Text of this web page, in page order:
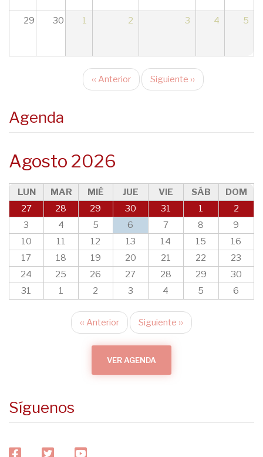
29 30 1 2 3 4 5
Paginación
‹‹ Anterior Siguiente ››
Agenda
Agosto 2026
LUN MAR MIÉ JUE VIE SÁB
DOM
27
28 29 30 31 1
2
3
4 5 6 7 8
9
10
11 12 13 14 15
16
17
18 19 20 21 22
23
24
25 26 27 28 29
30
31
1 2 3 4 5 6
Paginación
‹‹ Anterior Siguiente ››
VER AGENDA
Síguenos
facebooktwitteryoutube